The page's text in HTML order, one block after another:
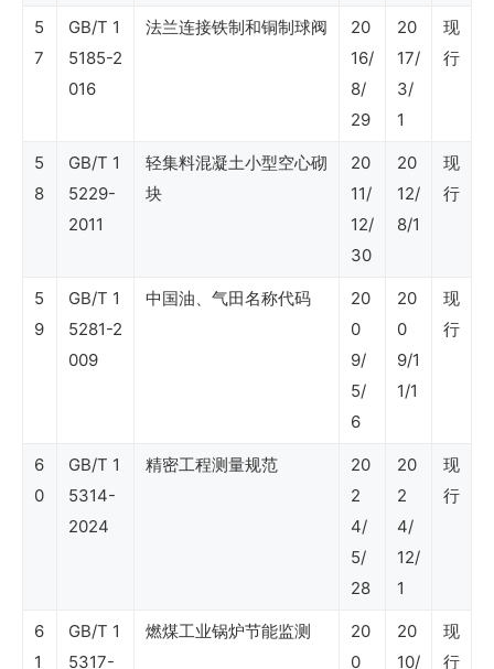
（油
5
7
GB/T 1
5185-2
016
法兰连接铁制和铜制球阀
20
16/
8/
29
20
17/
3/
1
现
行
5
8
GB/T 1
5229-
2011
轻集料混凝土小型空心砌
块
20
11/
12/
30
20
12/
8/1
现
行
5
9
GB/T 1
5281-2
009
中国油、气田名称代码
20
0
9/
5/
6
20
0
9/1
1/1
现
行
6
0
GB/T 1
5314-
2024
精密工程测量规范
20
2
4/
5/
28
20
2
4/
12/
1
现
行
6
1
GB/T 1
5317-
燃煤工业锅炉节能监测
20
0
20
10/
现
行